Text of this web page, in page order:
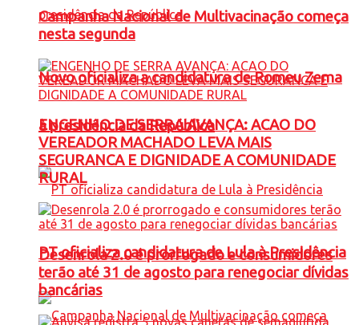
Novo oficializa a candidatura de Romeu Zema
à presidência da República
PT oficializa candidatura de Lula à Presidência
Campanha Nacional de Multivacinação começa
nesta segunda
ENGENHO DE SERRA AVANÇA: ACAO DO
VEREADOR MACHADO LEVA MAIS
SEGURANCA E DIGNIDADE A COMUNIDADE
RURAL
Desenrola 2.0 é prorrogado e consumidores
terão até 31 de agosto para renegociar dívidas
bancárias